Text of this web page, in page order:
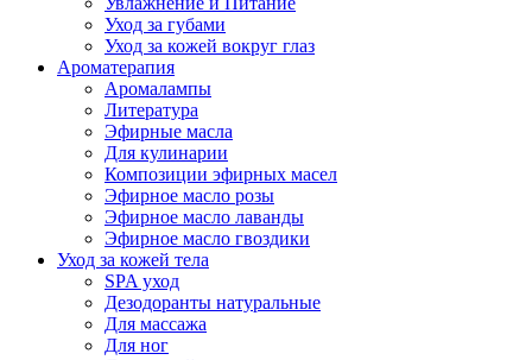
Уход за губами
Уход за кожей вокруг глаз
Ароматерапия
Аромалампы
Литература
Эфирные масла
Для кулинарии
Композиции эфирных масел
Эфирное масло розы
Эфирное масло лаванды
Эфирное масло гвоздики
Уход за кожей тела
SPA уход
Дезодоранты натуральные
Для массажа
Для ног